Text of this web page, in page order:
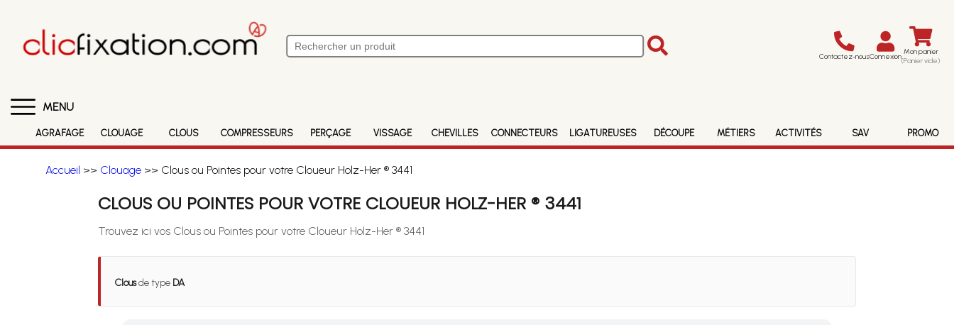
Contactez-nousConnexion Mon panier
(Panier vide)
MENU
AGRAFAGE CLOUAGE CLOUS COMPRESSEURS PERÇAGE VISSAGE CHEVILLES CONNECTEURS LIGATUREUSES DÉCOUPE MÉTIERS ACTIVITÉS SAV PROMO
Accueil >> Clouage>> Clous ou Pointes pour votre Cloueur Holz-Her ® 3441
CLOUS OU POINTES POUR VOTRE CLOUEUR HOLZ-HER ® 3441
Trouvez ici vos Clous ou Pointes pour votre Cloueur Holz-Her ® 3441
Clousde type DA